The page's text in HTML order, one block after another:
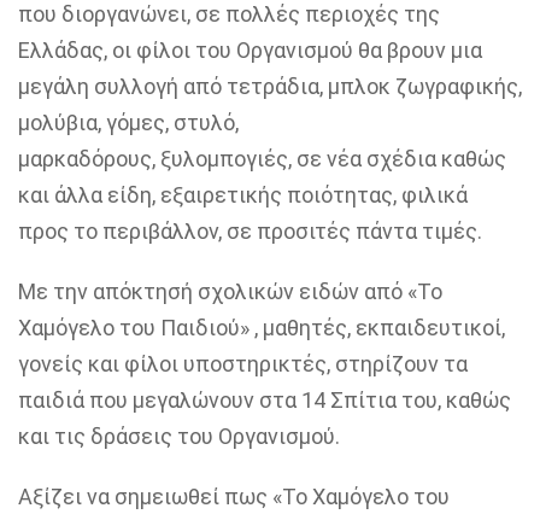
που διοργανώνει, σε πολλές περιοχές της
Ελλάδας, οι φίλοι του Οργανισμού θα βρουν μια
μεγάλη συλλογή από τετράδια, μπλοκ ζωγραφικής,
μολύβια, γόμες, στυλό,
μαρκαδόρους, ξυλομπογιές, σε νέα σχέδια καθώς
και άλλα είδη, εξαιρετικής ποιότητας, φιλικά
προς το περιβάλλον, σε προσιτές πάντα τιμές.
Με την απόκτησή σχολικών ειδών από «Το
Χαμόγελο του Παιδιού» , μαθητές, εκπαιδευτικοί,
γονείς και φίλοι υποστηρικτές, στηρίζουν τα
παιδιά που μεγαλώνουν στα 14 Σπίτια του, καθώς
και τις δράσεις του Οργανισμού.
Αξίζει να σημειωθεί πως «Το Χαμόγελο του